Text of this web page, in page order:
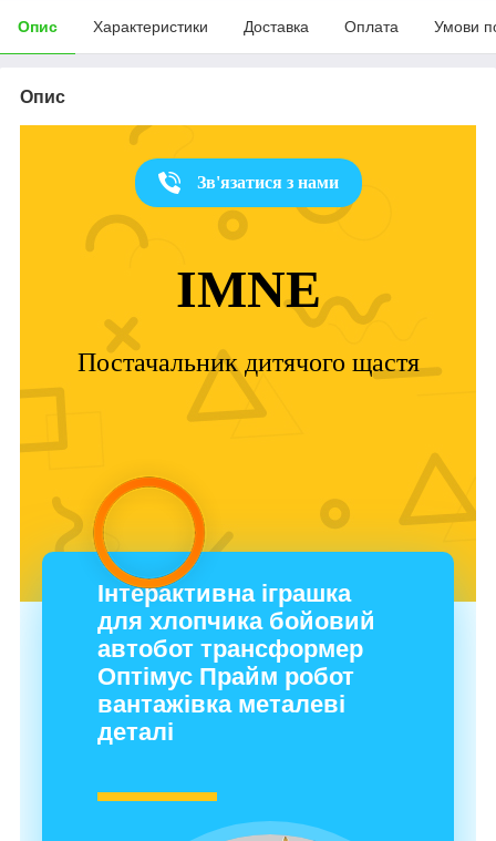
Опис Характеристики Доставка Оплата Умови
Опис
Зв'язатися з нами
IMNE
Постачальник дитячого щастя
Інтерактивна іграшка
для хлопчика бойовий
автобот трансформер
Оптімус Прайм робот
вантажівка металеві
деталі